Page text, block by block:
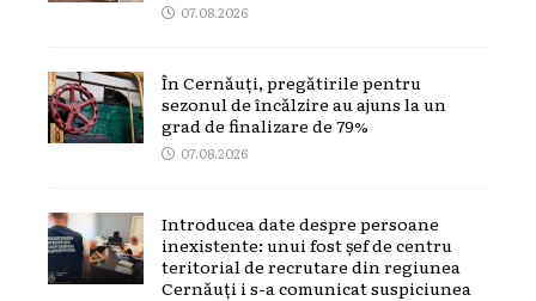
07.08.2026
În Cernăuți, pregătirile pentru
sezonul de încălzire au ajuns la un
grad de finalizare de 79%
07.08.2026
Introducea date despre persoane
inexistente: unui fost șef de centru
teritorial de recrutare din regiunea
Cernăuți i s-a comunicat suspiciunea